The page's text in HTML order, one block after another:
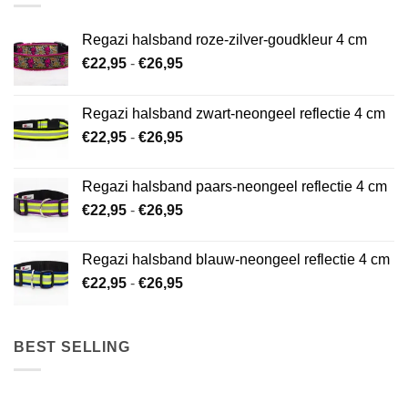
Regazi halsband roze-zilver-goudkleur 4 cm
€22,95 - €26,95Prijsklasse:
€26,95
Regazi halsband zwart-neongeel reflectie 4 cm
€22,95 - €26,95Prijsklasse:
€26,95
Regazi halsband paars-neongeel reflectie 4 cm
€22,95 - €26,95Prijsklasse:
€26,95
Regazi halsband blauw-neongeel reflectie 4 cm
€22,95 - €26,95Prijsklasse:
BEST SELLING